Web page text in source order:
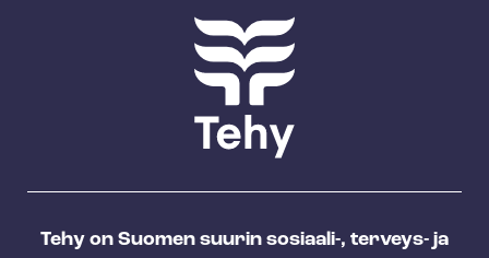
Tehy on Suomen suurin sosiaali-, terveys- ja